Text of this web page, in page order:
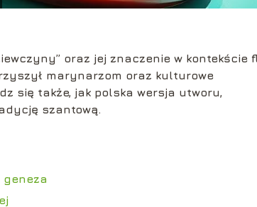
oraz jej znaczenie w kontekście
marynarzom oraz kulturowe
się także, jak polska wersja utworu,
szantową.
geneza